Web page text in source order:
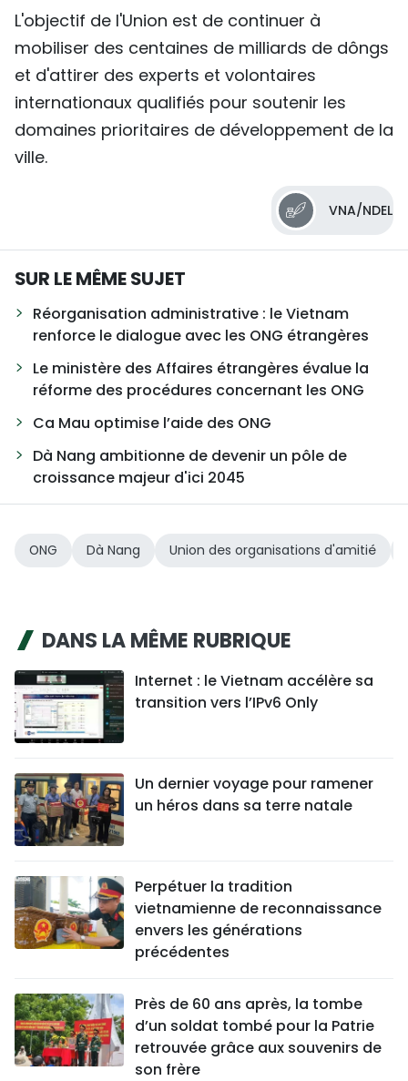
L'objectif de l'Union est de continuer à
mobiliser des centaines de milliards de dôngs
et d'attirer des experts et volontaires
internationaux qualifiés pour soutenir les
domaines prioritaires de développement de la
ville.
VNA/NDEL
SUR LE MÊME SUJET
Réorganisation administrative : le Vietnam
renforce le dialogue avec les ONG étrangères
Le ministère des Affaires étrangères évalue la
réforme des procédures concernant les ONG
Ca Mau optimise l’aide des ONG
Dà Nang ambitionne de devenir un pôle de
croissance majeur d'ici 2045
ONG Dà Nang Union des organisations d'amitié
DANS LA MÊME RUBRIQUE
Internet : le Vietnam accélère sa
transition vers l’IPv6 Only
Un dernier voyage pour ramener
un héros dans sa terre natale
Perpétuer la tradition
vietnamienne de reconnaissance
envers les générations
précédentes
Près de 60 ans après, la tombe
d’un soldat tombé pour la Patrie
retrouvée grâce aux souvenirs de
son frère